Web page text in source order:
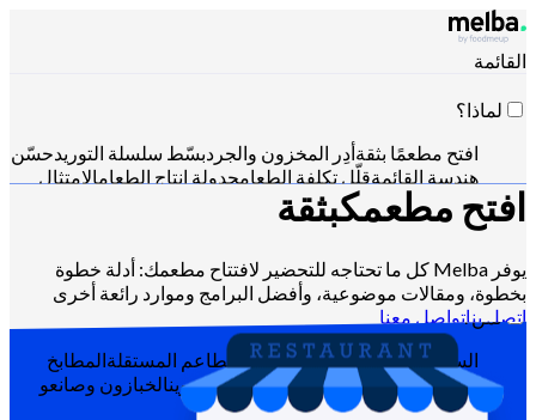
القائمة
لماذا؟
افتح مطعمًا بثقةأدِر المخزون والجردبسّط سلسلة التوريدحسّن
هندسة القائمةقلّل تكلفة الطعامجدولة إنتاج الطعامالامتثال
لمتطلبات HACCP
إدارة عروض الأسعار وتحليل المبيعات
عبر Claude أو ChatGPT أو API
لمن؟
السلاسل والمجموعات الكبيرة المطاعم المستقلةالمطابخ
المركزيةالمطابخ السحابيةشركات التموينالخبازون وصانعو
الحلوياتالفنادق-المطاعم
افتح مطعمكبثقة
يوفر Melba كل ما تحتاجه للتحضير لافتتاح مطعمك: أدلة خطوة
بخطوة، ومقالات موضوعية، وأفضل البرامج وموارد رائعة أخرى
اتصل بناتواصل معنا